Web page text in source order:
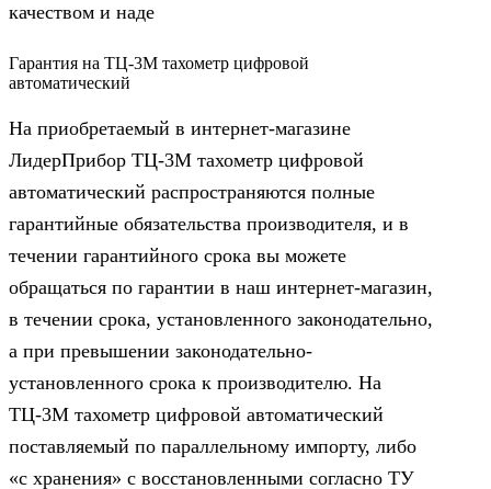
качеством и наде
Гарантия на ТЦ-3М тахометр цифровой
автоматический
На приобретаемый в интернет-магазине
ЛидерПрибор ТЦ-3М тахометр цифровой
автоматический распространяются полные
гарантийные обязательства производителя, и в
течении гарантийного срока вы можете
обращаться по гарантии в наш интернет-магазин,
в течении срока, установленного законодательно,
а при превышении законодательно-
установленного срока к производителю. На
ТЦ-3М тахометр цифровой автоматический
поставляемый по параллельному импорту, либо
«с хранения» с восстановленными согласно ТУ